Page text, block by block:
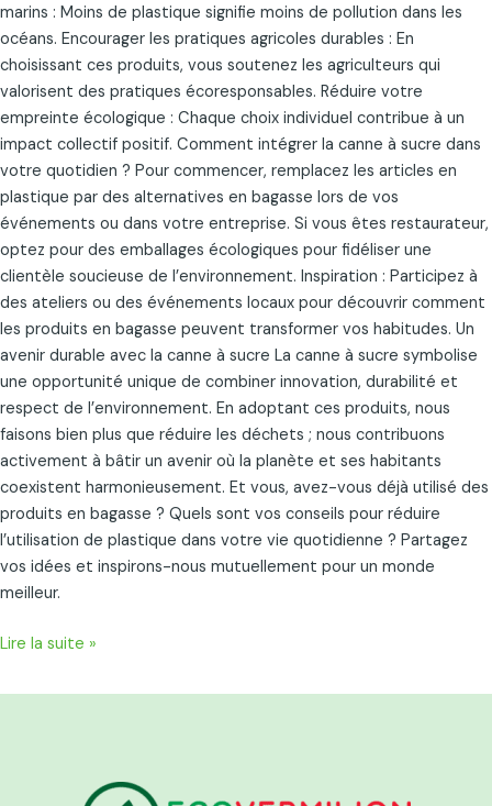
marins : Moins de plastique signifie moins de pollution dans les
océans. Encourager les pratiques agricoles durables : En
choisissant ces produits, vous soutenez les agriculteurs qui
valorisent des pratiques écoresponsables. Réduire votre
empreinte écologique : Chaque choix individuel contribue à un
impact collectif positif. Comment intégrer la canne à sucre dans
votre quotidien ? Pour commencer, remplacez les articles en
plastique par des alternatives en bagasse lors de vos
événements ou dans votre entreprise. Si vous êtes restaurateur,
optez pour des emballages écologiques pour fidéliser une
clientèle soucieuse de l’environnement. Inspiration : Participez à
des ateliers ou des événements locaux pour découvrir comment
les produits en bagasse peuvent transformer vos habitudes. Un
avenir durable avec la canne à sucre La canne à sucre symbolise
une opportunité unique de combiner innovation, durabilité et
respect de l’environnement. En adoptant ces produits, nous
faisons bien plus que réduire les déchets ; nous contribuons
activement à bâtir un avenir où la planète et ses habitants
coexistent harmonieusement. Et vous, avez-vous déjà utilisé des
produits en bagasse ? Quels sont vos conseils pour réduire
l’utilisation de plastique dans votre vie quotidienne ? Partagez
vos idées et inspirons-nous mutuellement pour un monde
meilleur.
Lire la suite »